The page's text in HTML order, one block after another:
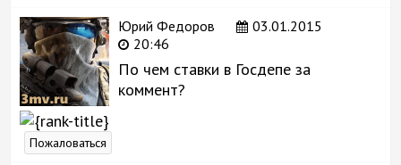
Юрий Федоров
03.01.2015
20:46
По чем ставки в Госдепе за
коммент?
Пожаловаться